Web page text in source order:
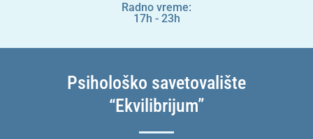
Radno vreme:
17h - 23h
Psihološko savetovalište
“Ekvilibrijum”